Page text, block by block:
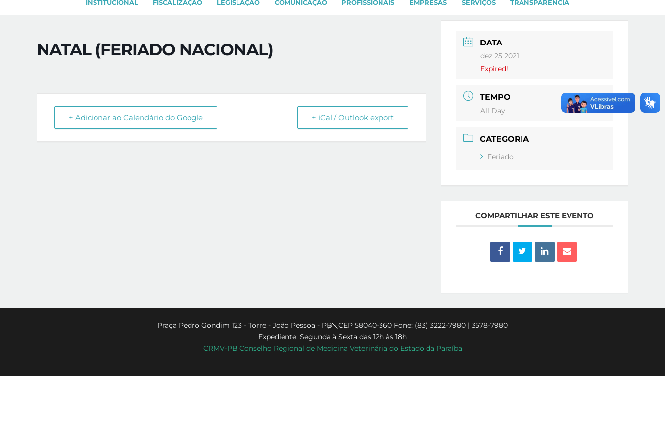
INSTITUCIONAL FISCALIZAÇÃO LEGISLAÇÃO COMUNICAÇÃO PROFISSIONAIS EMPRESAS SERVIÇOS TRANSPARÊNCIA
NATAL (FERIADO NACIONAL)
+ Adicionar ao Calendário do Google + iCal / Outlook export
DATA
dez 25 2021
Expired!
TEMPO
All Day
CATEGORIA
Feriado
COMPARTILHAR ESTE EVENTO
Back
To
Top
Praça Pedro Gondim 123 - Torre - João Pessoa - PB - CEP 58040-360 Fone: (83) 3222-7980 | 3578-7980
Expediente: Segunda à Sexta das 12h às 18h
CRMV-PB Conselho Regional de Medicina Veterinária do Estado da Paraíba